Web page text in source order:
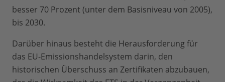
besser 70 Prozent (unter dem Basisniveau von 2005),
bis 2030.
Darüber hinaus besteht die Herausforderung für
das EU-Emissionshandelsystem darin, den
historischen Überschuss an Zertifikaten abzubauen,